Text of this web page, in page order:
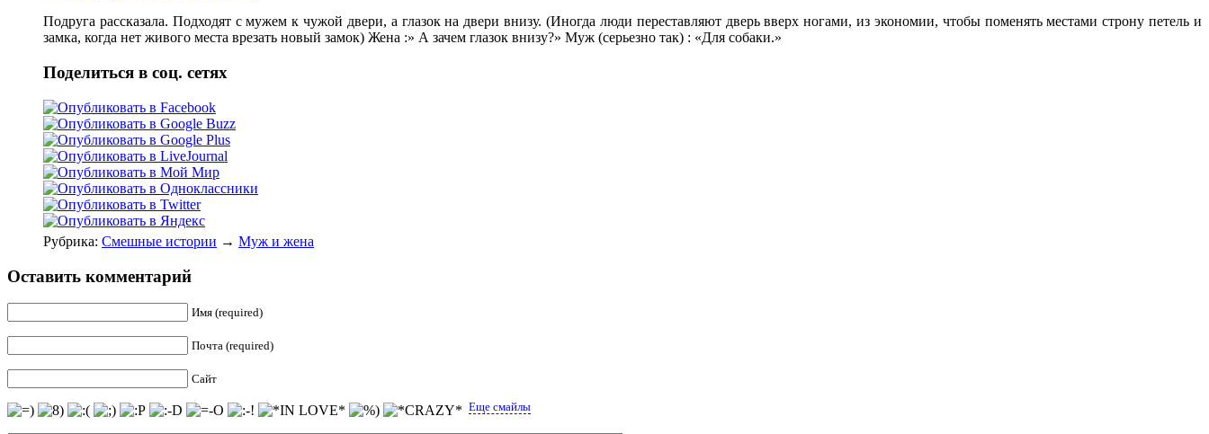
Подруга рассказала. Подходят с мужем к чужой двери, а глазок на двери внизу. (Иногда люди переставляют дверь вверх ногами, из экономии, чтобы поменять местами строну петель и
замка, когда нет живого места врезать новый замок) Жена :» А зачем глазок внизу?» Муж (серьезно так) : «Для собаки.»
Поделиться в соц. сетях
Рубрика: Смешные истории → Муж и жена
Оставить комментарий
Имя (required)
Почта (required)
Сайт
Еще смайлы